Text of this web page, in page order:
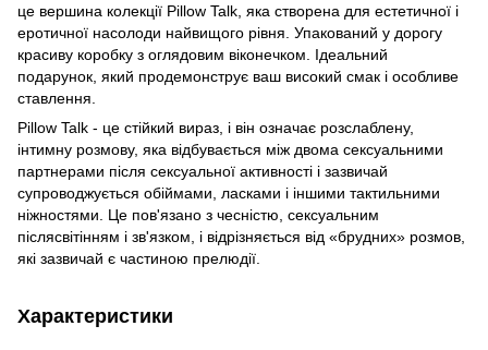
це вершина колекції Pillow Talk, яка створена для естетичної і
еротичної насолоди найвищого рівня. Упакований у дорогу
красиву коробку з оглядовим віконечком. Ідеальний
подарунок, який продемонструє ваш високий смак і особливе
ставлення.
Pillow Talk - це стійкий вираз, і він означає розслаблену,
інтимну розмову, яка відбувається між двома сексуальними
партнерами після сексуальної активності і зазвичай
супроводжується обіймами, ласками і іншими тактильними
ніжностями. Це пов'язано з чесністю, сексуальним
післясвітінням і зв'язком, і відрізняється від «брудних» розмов,
які зазвичай є частиною прелюдії.
Характеристики